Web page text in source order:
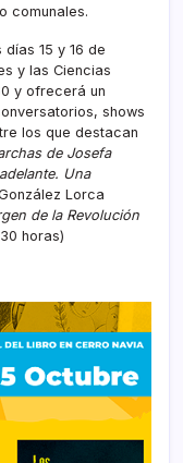
comunales.
15 y 16 de
y las Ciencias
y ofrecerá un
shows
los que destacan
de Josefa
Una
Lorca
de la Revolución
horas)